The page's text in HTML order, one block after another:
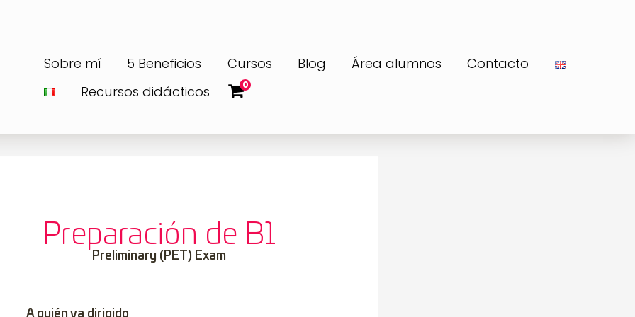
Sobre mí 5 Beneficios Cursos Blog Área alumnos
Contacto
Recursos didácticos
0
Preparación de B1
Preliminary (PET) Exam
A quién va dirigido